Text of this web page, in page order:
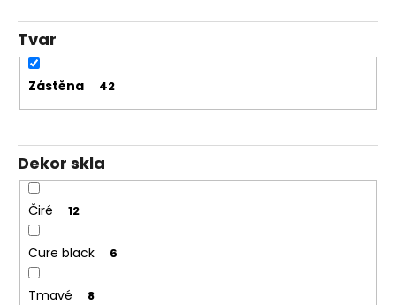
Tvar
Zástěna 42
Dekor skla
Čiré 12
Cure black 6
Tmavé 8